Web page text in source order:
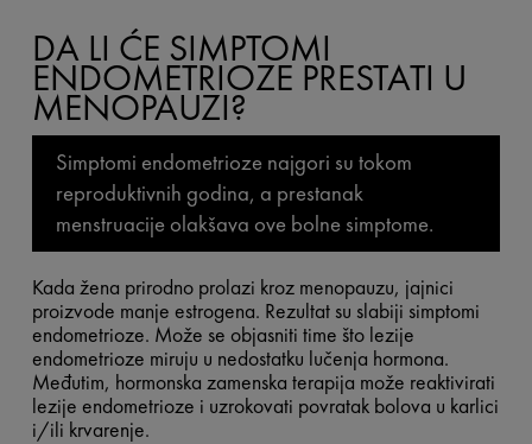
DA LI ĆE SIMPTOMI
ENDOMETRIOZE PRESTATI U
MENOPAUZI?
Simptomi endometrioze najgori su tokom
reproduktivnih godina, a prestanak
menstruacije olakšava ove bolne simptome.
Kada žena prirodno prolazi kroz menopauzu, jajnici
proizvode manje estrogena. Rezultat su slabiji simptomi
endometrioze. Može se objasniti time što lezije
endometrioze miruju u nedostatku lučenja hormona.
Međutim, hormonska zamenska terapija može reaktivirati
lezije endometrioze i uzrokovati povratak bolova u karlici
i/ili krvarenje.